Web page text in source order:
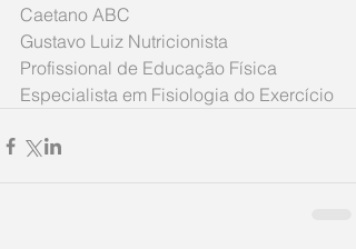
Caetano ABC
Gustavo Luiz Nutricionista
Profissional de Educação Física
Especialista em Fisiologia do Exercício